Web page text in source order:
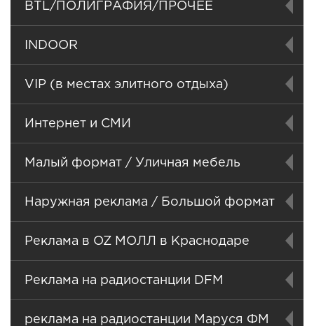
BTL/ПОЛИГРАФИЯ/ПРОЧЕЕ
INDOOR
VIP (в местах элитного отдыха)
Интернет и СМИ
Малый формат / Уличная мебель
Наружная реклама / Большой формат
Реклама в OZ МОЛЛ в Краснодаре
Реклама на радиостанции DFM
реклама на радиостанции Маруся ФМ